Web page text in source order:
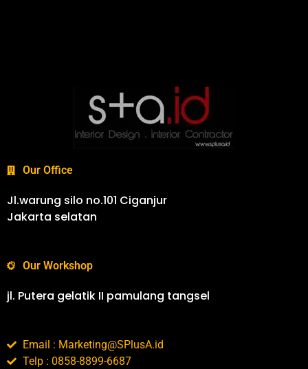
Our Office
Jl.warung silo no.101 Ciganjur
Jakarta selatan
Our Workshop
jl. Putera gelatik II pamulang tangsel
Email : Marketing@SPlusA.id
Telp : 0858-8899-6687